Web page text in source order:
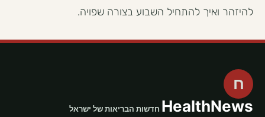
להיזהר ואיך להתחיל השבוע בצורה שפויה.
ח
HealthNews חדשות הבריאות של ישראל